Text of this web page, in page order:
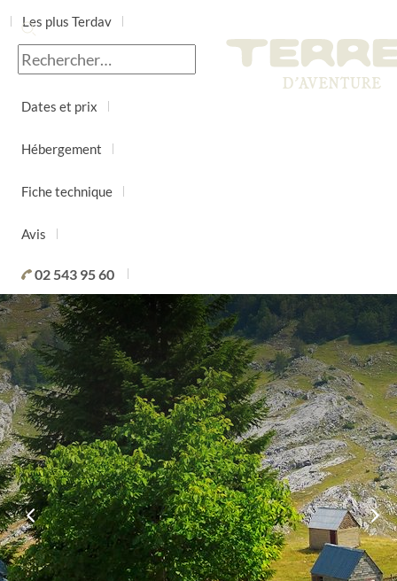
Les plus Terdav
Jour par jour
Dates et prix
Hébergement
Fiche technique
Avis
02 543 95 60